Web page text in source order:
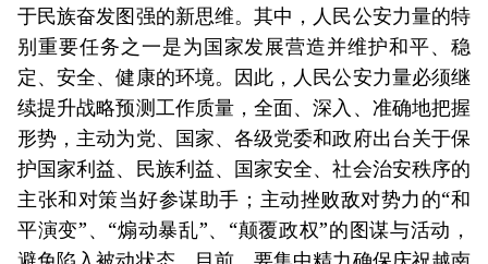
于民族奋发图强的新思维。其中，人民公安力量的特
别重要任务之一是为国家发展营造并维护和平、稳
定、安全、健康的环境。因此，人民公安力量必须继
续提升战略预测工作质量，全面、深入、准确地把握
形势，主动为党、国家、各级党委和政府出台关于保
护国家利益、民族利益、国家安全、社会治安秩序的
主张和对策当好参谋助手；主动挫败敌对势力的“和
平演变”、“煽动暴乱”、“颠覆政权”的图谋与活动，